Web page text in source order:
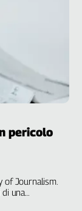
pericolo
Journalism.
una